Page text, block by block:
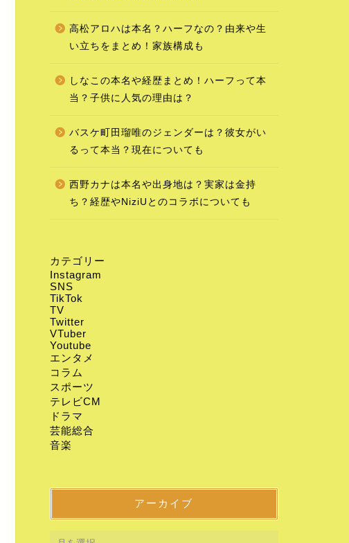
高松アロハは本名？ハーフなの？由来や生
い立ちをまとめ！家族構成も
しなこの本名や経歴まとめ！ハーフって本
当？子供に人気の理由は？
バスケ町田瑠唯のジェンダーは？彼女がい
るって本当？現在についても
西野カナは本名や出身地は？実家は金持
ち？経歴やNiziUとのコラボについても
カテゴリー
Instagram
SNS
TikTok
TV
Twitter
VTuber
Youtube
エンタメ
コラム
スポーツ
テレビCM
ドラマ
芸能総合
音楽
アーカイブ